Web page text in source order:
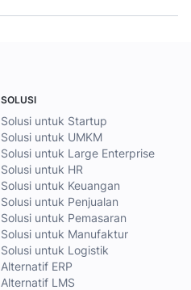
SOLUSI
Solusi untuk Startup
Solusi untuk UMKM
Solusi untuk Large Enterprise
Solusi untuk HR
Solusi untuk Keuangan
Solusi untuk Penjualan
Solusi untuk Pemasaran
Solusi untuk Manufaktur
Solusi untuk Logistik
Alternatif ERP
Alternatif LMS